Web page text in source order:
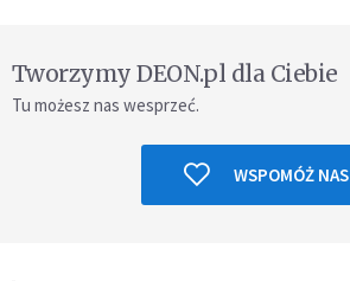
Tworzymy DEON.pl dla Ciebie
Tu możesz nas wesprzeć.
WSPOMÓŻ NAS